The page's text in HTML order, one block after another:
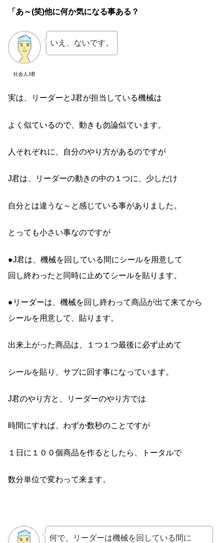
「あ～(笑)他に何か気になる事ある？
社会人J君
いえ、ないです。
実は、リーダーとJ君が担当している機械は
よく似ているので、動きも勿論似ています。
人それぞれに、自分のやり方があるのですが
J君は、リーダーの動きの中の１つに、少しだけ
自分とは違うな～と感じている事がありました。
とっても小さい事なのですが
●J君は、機械を回している間にシールを用意して
回し終わったと同時に止めてシールを貼ります。
●リーダーは、機械を回し終わって商品が出て来てから
シールを用意して、貼ります。
出来上がった商品は、１つ１つ最後に必ず止めて
シールを貼り、サブに回す事になっています。
J君のやり方と、リーダーのやり方では
時間にすれば、わずか数秒のことですが
１日に１００個商品を作るとしたら、トータルで
数分単位で変わって来ます。
何で、リーダーは機械を回している間に